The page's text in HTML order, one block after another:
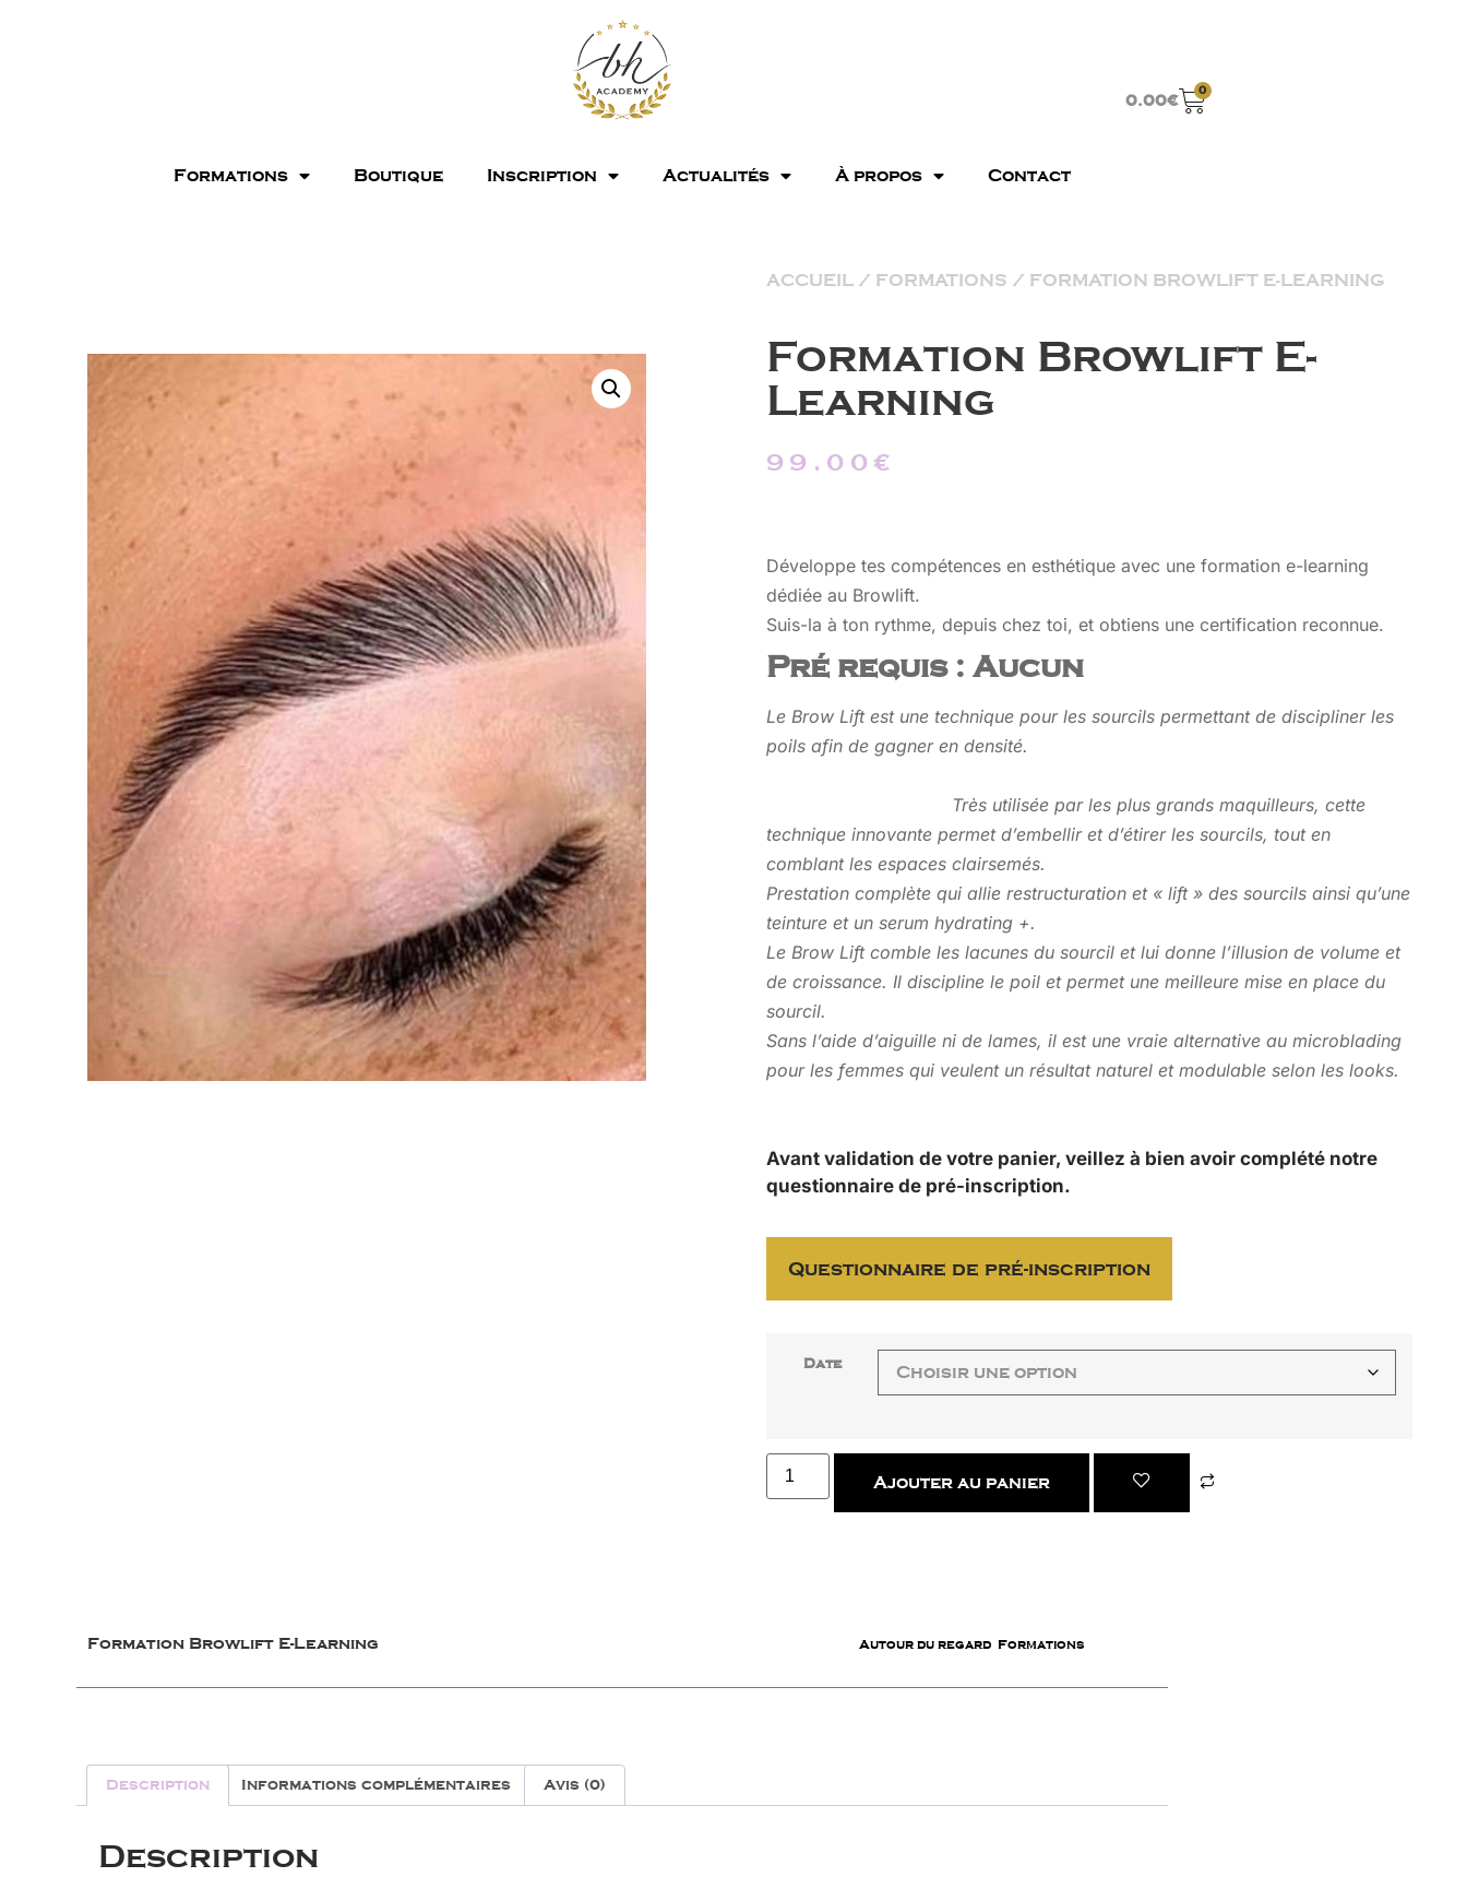
0.00€
0
Formations Boutique Inscription Actualités À propos Contact
ACCUEIL / FORMATIONS / FORMATION BROWLIFT E-LEARNING
Formation Browlift E-
Learning
99.00 €
Développe tes compétences en esthétique avec une formation e-learning
dédiée au Browlift.
Suis-la à ton rythme, depuis chez toi, et obtiens une certification reconnue.
Pré requis : Aucun
Le Brow Lift est une technique pour les sourcils permettant de discipliner les
poils afin de gagner en densité.
Très utilisée par les plus grands maquilleurs, cette
technique innovante permet d’embellir et d’étirer les sourcils, tout en
comblant les espaces clairsemés.
Prestation complète qui allie restructuration et « lift » des sourcils ainsi qu’une
teinture et un serum hydrating +.
Le Brow Lift comble les lacunes du sourcil et lui donne l’illusion de volume et
de croissance. Il discipline le poil et permet une meilleure mise en place du
sourcil.
Sans l’aide d’aiguille ni de lames, il est une vraie alternative au microblading
pour les femmes qui veulent un résultat naturel et modulable selon les looks.
Avant validation de votre panier, veillez à bien avoir complété notre
questionnaire de pré-inscription.
Questionnaire de pré-inscription
Date
Ajouter au panier
Formation Browlift E-Learning Autour du regard ,Formations
Description Informations complémentaires Avis (0)
Description